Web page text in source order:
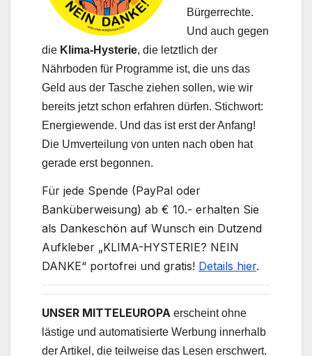
Bürgerrechte.
Und auch gegen
die Klima-Hysterie, die letztlich der
Nährboden für Programme ist, die uns das
Geld aus der Tasche ziehen sollen, wie wir
bereits jetzt schon erfahren dürfen. Stichwort:
Energiewende. Und das ist erst der Anfang!
Die Umverteilung von unten nach oben hat
gerade erst begonnen.
Für jede Spende (PayPal oder
Banküberweisung) ab € 10.- erhalten Sie
als Dankeschön auf Wunsch ein Dutzend
Aufkleber „KLIMA-HYSTERIE? NEIN
DANKE“ portofrei und gratis! Details hier.
UNSER MITTELEUROPA erscheint ohne
lästige und automatisierte Werbung innerhalb
der Artikel, die teilweise das Lesen erschwert.